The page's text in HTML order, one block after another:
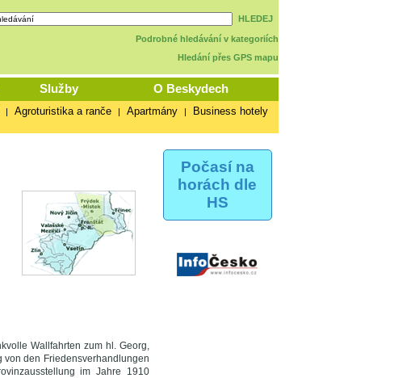
HLEDEJ
Podrobné hledávání v kategoriích
Hledání přes GPS mapu
Služby O Beskydech
| Agroturistika a ranče | Apartmány | Business hotely
Wallfahrten zum hl. Georg,
von den Friedensverhandlungen
im Jahre 1910
Počasí na
horách dle
HS